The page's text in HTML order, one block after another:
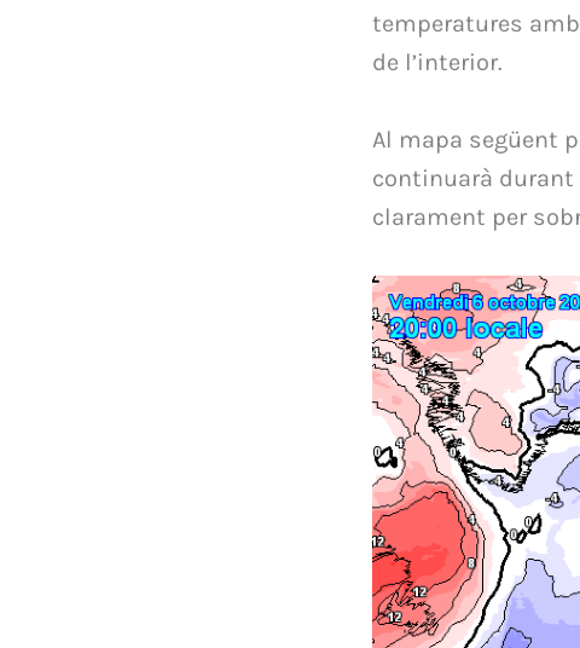
temperatures
de l’interior.
Al mapa següent
continuarà
clarament per